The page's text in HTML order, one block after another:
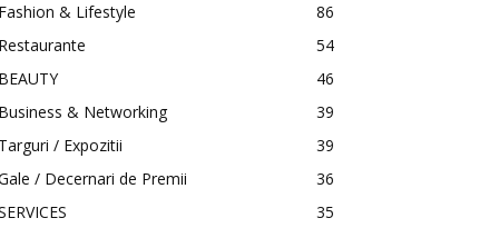
Fashion & Lifestyle
86
Restaurante
54
BEAUTY
46
Business & Networking
39
Targuri / Expozitii
39
/ Decernari de Premii
36
35